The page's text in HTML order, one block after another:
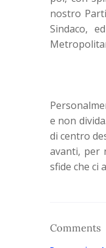
nostro
Sindaco,
e non
di centro
avanti, per
sfide che ci
Comments